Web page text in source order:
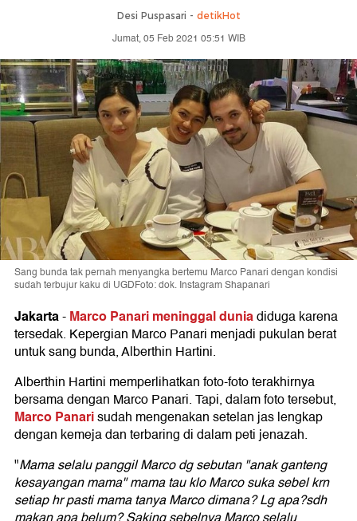
Desi Puspasari - detikHot
Jumat, 05 Feb 2021 05:51 WIB
Sang bunda tak pernah menyangka bertemu Marco Panari dengan kondisi
sudah terbujur kaku di UGDFoto: dok. Instagram Shapanari
Jakarta-Marco Panari meninggal duniadiduga karena
tersedak. Kepergian Marco Panari menjadi pukulan berat
untuk sang bunda, Alberthin Hartini.
Alberthin Hartini memperlihatkan foto-foto terakhirnya
bersama dengan Marco Panari. Tapi, dalam foto tersebut,
Marco Panarisudah mengenakan setelan jas lengkap
dengan kemeja dan terbaring di dalam peti jenazah.
"Mama selalu panggil Marco dg sebutan "anak ganteng
kesayangan mama" mama tau klo Marco suka sebel krn
setiap hr pasti mama tanya Marco dimana? Lg apa?sdh